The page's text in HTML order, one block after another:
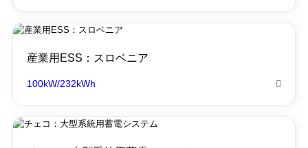
産業用ESS：スロベニア
100kW/232kWh 